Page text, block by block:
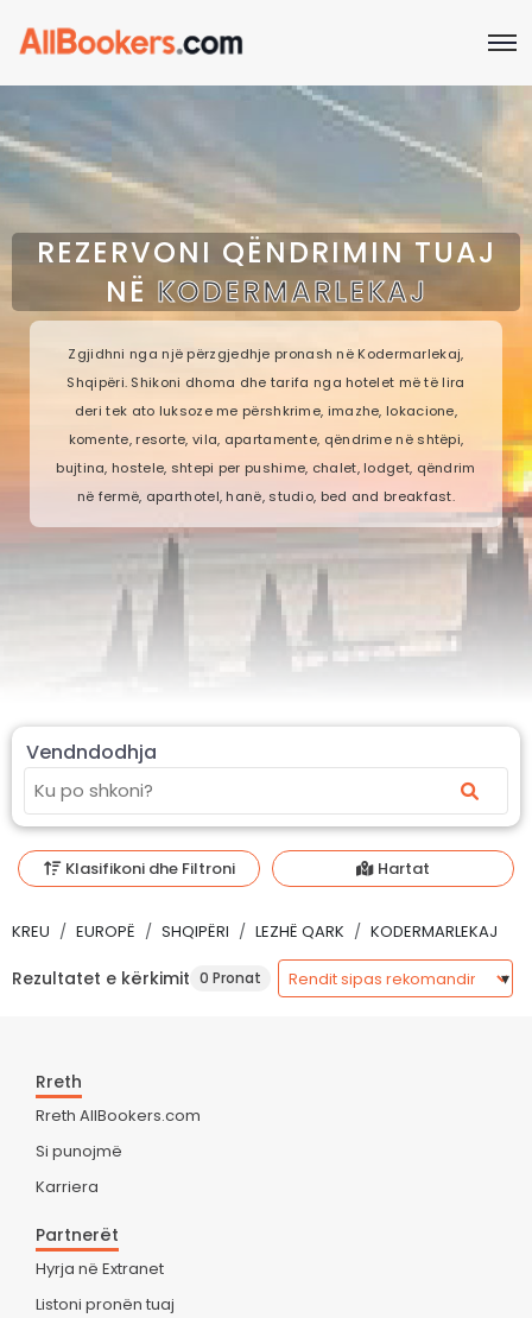
REZERVONI QËNDRIMIN TUAJ
NË KODERMARLEKAJ
Zgjidhni nga një përzgjedhje pronash në Kodermarlekaj,
Shqipëri. Shikoni dhoma dhe tarifa nga hotelet më të lira
deri tek ato luksoze me përshkrime, imazhe, lokacione,
komente, resorte, vila, apartamente, qëndrime në shtëpi,
bujtina, hostele, shtepi per pushime, chalet, lodget, qëndrim
në fermë, aparthotel, hanë, studio, bed and breakfast.
Vendndodhja
Klasifikoni dhe Filtroni Hartat
KREU EUROPË SHQIPËRI LEZHË QARK KODERMARLEKAJ
Rezultatet e kërkimit 0 Pronat
Rreth
Rreth AllBookers.com
Si punojmë
Karriera
Partnerët
Hyrja në Extranet
Listoni pronën tuaj